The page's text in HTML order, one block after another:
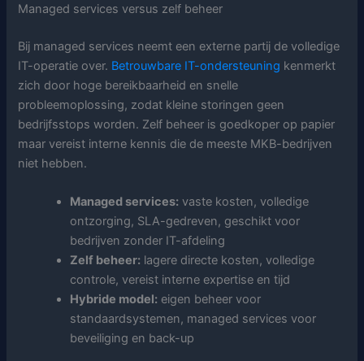
Managed services versus zelf beheer
Bij managed services neemt een externe partij de volledige
IT-operatie over. Betrouwbare IT-ondersteuning kenmerkt
zich door hoge bereikbaarheid en snelle
probleemoplossing, zodat kleine storingen geen
bedrijfsstops worden. Zelf beheer is goedkoper op papier
maar vereist interne kennis die de meeste MKB-bedrijven
niet hebben.
Managed services: vaste kosten, volledige
ontzorging, SLA-gedreven, geschikt voor
bedrijven zonder IT-afdeling
Zelf beheer: lagere directe kosten, volledige
controle, vereist interne expertise en tijd
Hybride model: eigen beheer voor
standaardsystemen, managed services voor
beveiliging en back-up